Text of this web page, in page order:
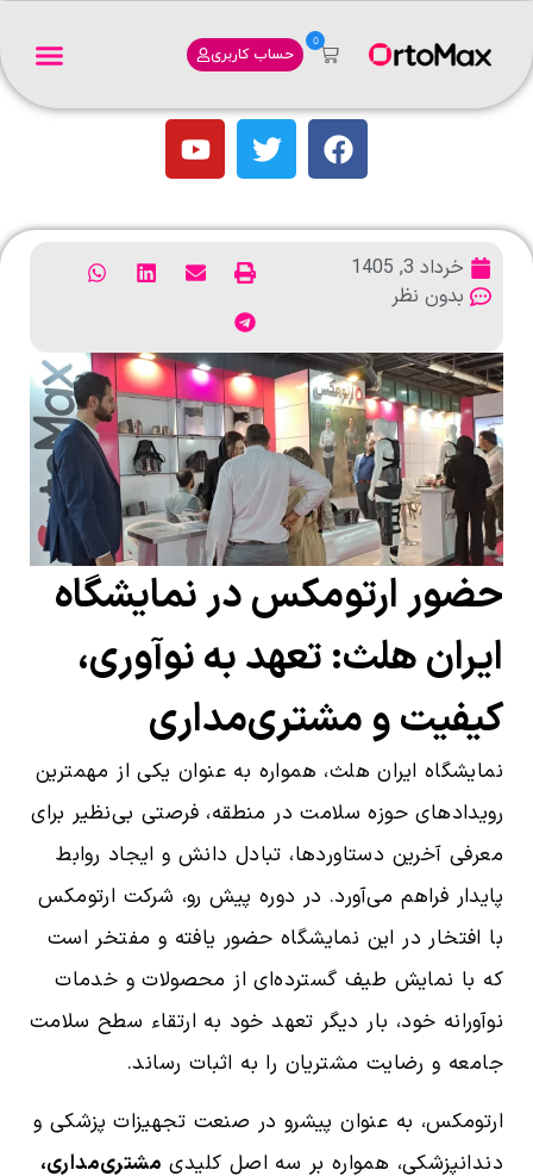
0
حساب کاربری
خرداد 3, 1405
بدون نظر
حضور ارتومکس در نمایشگاه
ایران هلث: تعهد به نوآوری،
کیفیت و مشتری‌مداری
نمایشگاه ایران هلث، همواره به عنوان یکی از مهمترین
رویدادهای حوزه سلامت در منطقه، فرصتی بی‌نظیر برای
معرفی آخرین دستاوردها، تبادل دانش و ایجاد روابط
پایدار فراهم می‌آورد. در دوره پیش رو، شرکت ارتومکس
با افتخار در این نمایشگاه حضور یافته و مفتخر است
که با نمایش طیف گسترده‌ای از محصولات و خدمات
نوآورانه خود، بار دیگر تعهد خود به ارتقاء سطح سلامت
جامعه و رضایت مشتریان را به اثبات رساند.
ارتومکس، به عنوان پیشرو در صنعت تجهیزات پزشکی و
دندانپزشکی، همواره بر سه اصل کلیدی مشتری‌مداری،